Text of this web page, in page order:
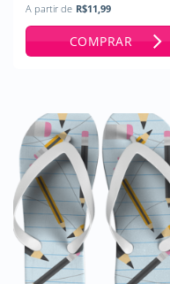
A partir de R$11,99
COMPRAR